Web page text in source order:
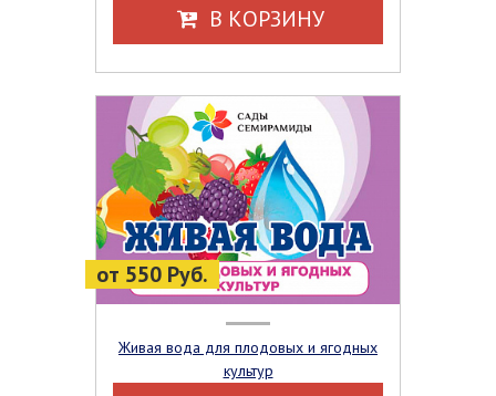
В КОРЗИНУ
от 550 Руб.
Живая вода для плодовых и ягодных
культур